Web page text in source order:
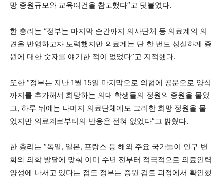
망 증원규모와 교육여건을 참고했다”고 덧붙였다.
한 총리는 “정부는 마지막 순간까지 의사단체 등 의료계의 의
견을 반영하고자 노력했지만 의료계는 단 한 번도 성실하게 증
원에 대한 숫자를 얘기한 적이 없었다”고 지적했다.
또한 “정부는 지난 1월 15일 마지막으로 의협에 공문으로 양식
까지를 추가해서 희망하는 의대 학생들의 정원의 증원을 물었
고, 하루 뒤에는 나머지 의료단체에도 그러한 희망 정원을 물
었지만 의료계로부터의 반응은 전혀 없었다”고 밝혔다.
한 총리는 “독일, 일본, 프랑스 등 해외 주요 국가들이 인구 변
화와 의학 발달에 맞춰 이미 수년 전부터 적극적으로 의료인력
양성에 나서고 있다는 점도 정부는 증원 검토 과정에서 확인했